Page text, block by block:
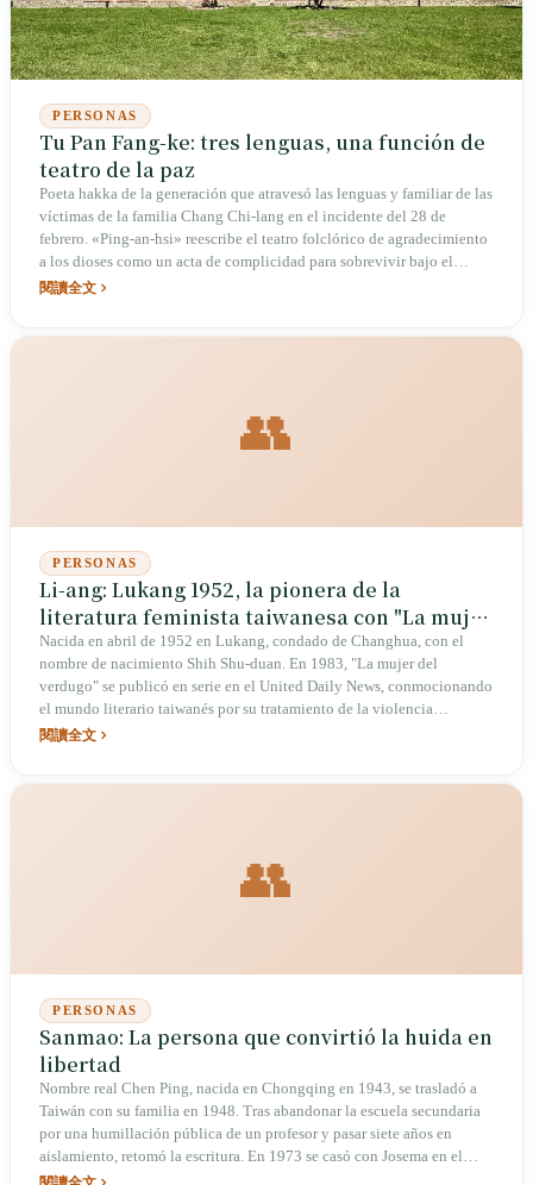
PERSONAS
Tu Pan Fang-ke: tres lenguas, una función de
teatro de la paz
Poeta hakka de la generación que atravesó las lenguas y familiar de las
víctimas de la familia Chang Chi-lang en el incidente del 28 de
febrero. «Ping-an-hsi» reescribe el teatro folclórico de agradecimiento
a los dioses como un acta de complicidad para sobrevivir bajo el
Terror Blanco: para quien el régimen le ha quitado la lengua, el verso
閱讀全文
👥
PERSONAS
Li-ang: Lukang 1952, la pionera de la
literatura feminista taiwanesa con "La mujer
del verdugo
Nacida en abril de 1952 en Lukang, condado de Changhua, con el
nombre de nacimiento Shih Shu-duan. En 1983, "La mujer del
verdugo" se publicó en serie en el United Daily News, conmocionando
el mundo literario taiwanés por su tratamiento de la violencia
doméstica. En 1991 publicó "El jardín de los senderos que se
閱讀全文
👥
PERSONAS
Sanmao: La persona que convirtió la huida en
libertad
Nombre real Chen Ping, nacida en Chongqing en 1943, se trasladó a
Taiwán con su familia en 1948. Tras abandonar la escuela secundaria
por una humillación pública de un profesor y pasar siete años en
aislamiento, retomó la escritura. En 1973 se casó con Josema en el
Sáhara Español; sus ensayos se volvieron muy populares,